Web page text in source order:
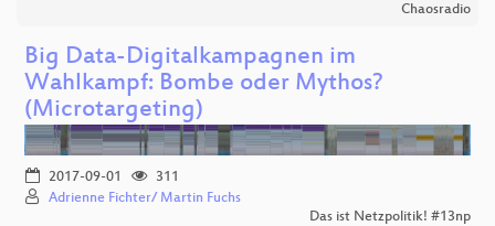
Chaosradio
Big Data-Digitalkampagnen im
Wahlkampf: Bombe oder Mythos?
(Microtargeting)
2017-09-01
311
Adrienne Fichter/ Martin Fuchs
Das ist Netzpolitik! #13np